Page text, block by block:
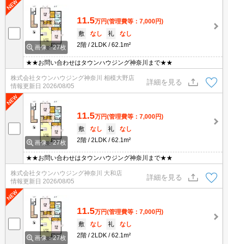
画像：27枚
11.5万円(管理費等：7,000円)
敷
なし 礼
なし
2階
2LDK 62.1m²
★★お問い合わせはタウンハウジング神奈川まで★★
株式会社タウンハウジング神奈川 相模大野店
情報更新日 2026/08/05
詳細を見る
画像：27枚
11.5万円(管理費等：7,000円)
敷
なし 礼
なし
2階
2LDK 62.1m²
★★お問い合わせはタウンハウジング神奈川まで★★
株式会社タウンハウジング神奈川 大和店
情報更新日 2026/08/05
詳細を見る
画像：27枚
11.5万円(管理費等：7,000円)
敷
なし 礼
なし
2階
2LDK 62.1m²